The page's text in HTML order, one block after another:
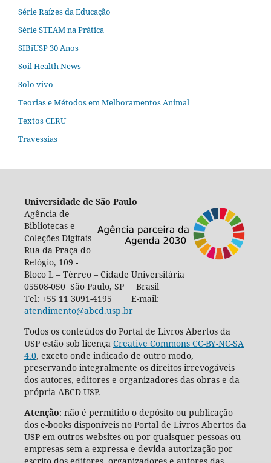
Série Raízes da Educação
Série STEAM na Prática
SIBiUSP 30 Anos
Soil Health News
Solo vivo
Teorias e Métodos em Melhoramentos Animal
Textos CERU
Travessias
Universidade de São Paulo
Agência de
Bibliotecas e
Coleções Digitais
Rua da Praça do
Relógio, 109 -
Bloco L – Térreo – Cidade Universitária
05508-050 São Paulo, SP Brasil
Tel: +55 11 3091-4195 E-mail:
atendimento@abcd.usp.br
Todos os conteúdos do Portal de Livros Abertos da
USP estão sob licença Creative Commons CC-BY-NC-SA
4.0, exceto onde indicado de outro modo,
preservando integralmente os direitos irrevogáveis
dos autores, editores e organizadores das obras e da
própria ABCD-USP.
Atenção: não é permitido o depósito ou publicação
dos e-books disponíveis no Portal de Livros Abertos da
USP em outros websites ou por quaisquer pessoas ou
empresas sem a expressa e devida autorização por